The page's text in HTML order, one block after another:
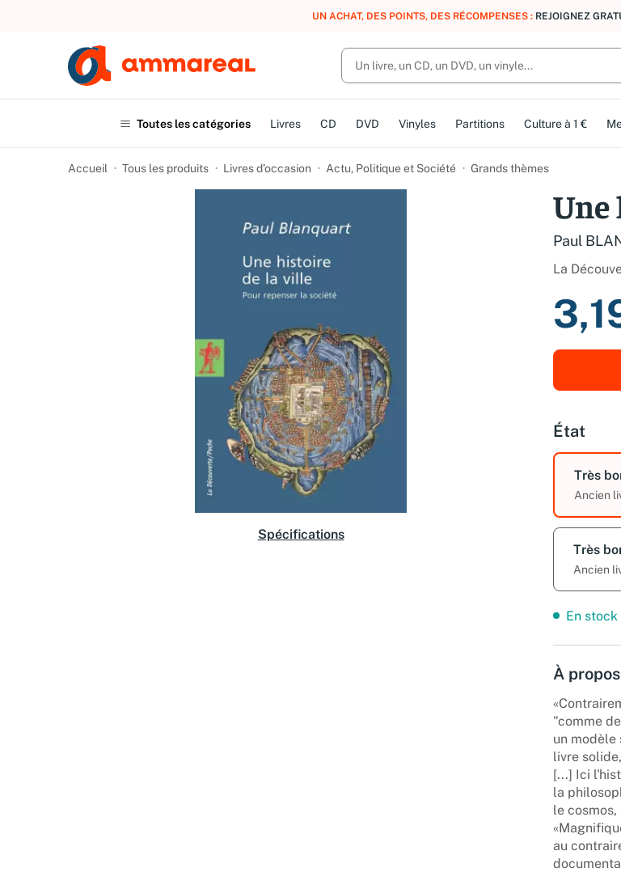
UN ACHAT, DES POINTS, DES RÉCOMPENSES : REJOIGNEZ
Toutes les catégories Livres CD DVD Vinyles Partitions Culture à 1 €
Accueil Tous les produits Livres d’occasion Actu, Politique et Société Grands thèmes
Spécifications
Paul
La
État
Très
Ancien
Très
Ancien
En stock
À propos
"comme
un modèle
livre
[...] Ici
la
le
au